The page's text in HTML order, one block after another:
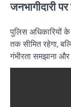
जनभागीदारी
पुलिस अधिकारियों
तक सीमित रहेगा,
गंभीरता समझाना